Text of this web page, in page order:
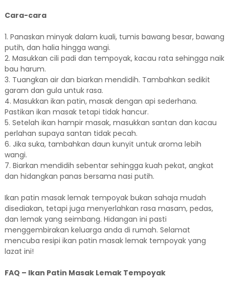
Cara-cara
1. Panaskan minyak dalam kuali, tumis bawang besar, bawang
putih, dan halia hingga wangi.
2. Masukkan cili padi dan tempoyak, kacau rata sehingga naik
bau harum.
3. Tuangkan air dan biarkan mendidih. Tambahkan sedikit
garam dan gula untuk rasa.
4. Masukkan ikan patin, masak dengan api sederhana.
Pastikan ikan masak tetapi tidak hancur.
5. Setelah ikan hampir masak, masukkan santan dan kacau
perlahan supaya santan tidak pecah.
6. Jika suka, tambahkan daun kunyit untuk aroma lebih
wangi.
7. Biarkan mendidih sebentar sehingga kuah pekat, angkat
dan hidangkan panas bersama nasi putih.
Ikan patin masak lemak tempoyak bukan sahaja mudah
disediakan, tetapi juga menyerlahkan rasa masam, pedas,
dan lemak yang seimbang. Hidangan ini pasti
menggembirakan keluarga anda di rumah. Selamat
mencuba resipi ikan patin masak lemak tempoyak yang
lazat ini!
FAQ – Ikan Patin Masak Lemak Tempoyak